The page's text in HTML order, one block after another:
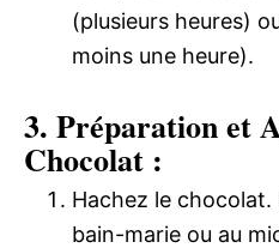
(plusieurs heures)
moins une heure).
3. Préparation et
Chocolat :
Hachez le
bain-marie ou au